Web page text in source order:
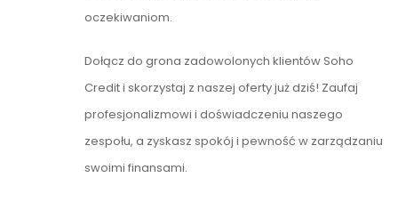
oczekiwaniom.
Dołącz do grona zadowolonych klientów Soho
Credit i skorzystaj z naszej oferty już dziś! Zaufaj
profesjonalizmowi i doświadczeniu naszego
zespołu, a zyskasz spokój i pewność w zarządzaniu
swoimi finansami.